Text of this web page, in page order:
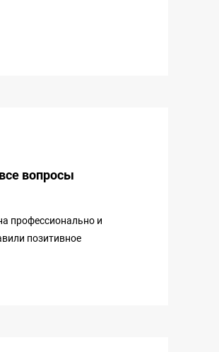
вопросы
профессионально и
позитивное